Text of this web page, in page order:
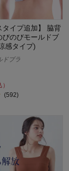
タイプ追加】 脇背
びのびモールドブ
感タイプ)
ドブラ
(592)